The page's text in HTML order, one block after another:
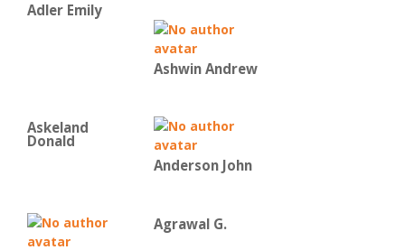
Adler Emily
Ashwin Andrew
Askeland
Donald
Anderson John
Agrawal G.